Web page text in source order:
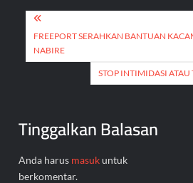
Navigasi
pos
FREEPORT SERAHKAN BANTUAN
NABIRE
STOP INTIMIDASI ATAU
Tinggalkan Balasan
Anda harus masukuntuk
berkomentar.